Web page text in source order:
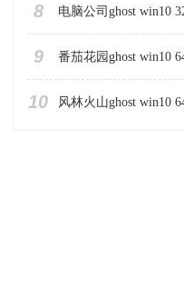
8
9
10